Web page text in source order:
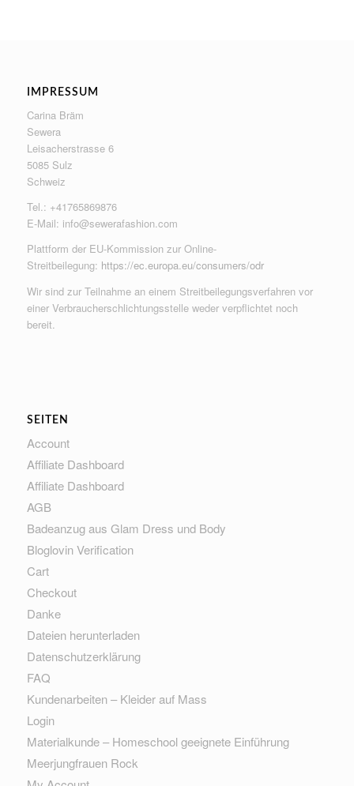
IMPRESSUM
Carina Bräm
Sewera
Leisacherstrasse 6
5085 Sulz
Schweiz
Tel.: +41765869876
E-Mail: info@sewerafashion.com
Plattform der EU-Kommission zur Online-
Streitbeilegung: https://ec.europa.eu/consumers/odr
Wir sind zur Teilnahme an einem Streitbeilegungsverfahren vor
einer Verbraucherschlichtungsstelle weder verpflichtet noch
bereit.
SEITEN
Account
Affiliate Dashboard
Affiliate Dashboard
AGB
Badeanzug aus Glam Dress und Body
Bloglovin Verification
Cart
Checkout
Danke
Dateien herunterladen
Datenschutzerklärung
FAQ
Kundenarbeiten – Kleider auf Mass
Login
Materialkunde – Homeschool geeignete Einführung
Meerjungfrauen Rock